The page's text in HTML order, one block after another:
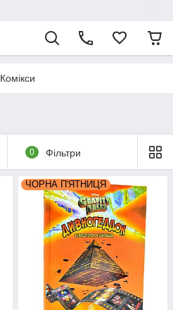
Комікси
0 Фільтри
ЧОРНА П'ЯТНИЦЯ